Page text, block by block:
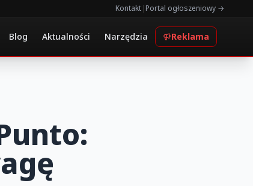
Kontakt| Portal ogłoszeniowy →
Blog Aktualności Narzędzia Reklama